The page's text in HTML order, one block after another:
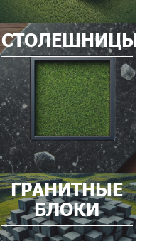
СТОЛЕШНИЦЫ
ГРАНИТНЫЕ
БЛОКИ